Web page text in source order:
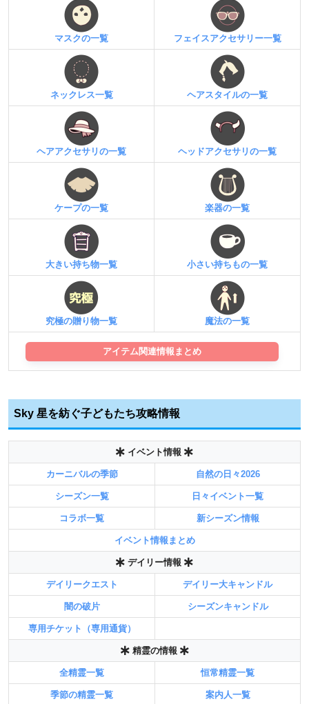
マスクの一覧 フェイスアクセサリー一覧
ネックレス一覧 ヘアスタイルの一覧
ヘアアクセサリの一覧 ヘッドアクセサリの一覧
ケープの一覧 楽器の一覧
大きい持ち物一覧 小さい持ちもの一覧
究極の贈り物一覧 魔法の一覧
アイテム関連情報まとめ
Sky 星を紡ぐ子どもたち攻略情報
イベント情報
カーニバルの季節 自然の日々2026
シーズン一覧 日々イベント一覧
コラボ一覧 新シーズン情報
イベント情報まとめ
デイリー情報
デイリークエスト デイリー大キャンドル
闇の破片 シーズンキャンドル
専用チケット（専用通貨）
精霊の情報
全精霊一覧 恒常精霊一覧
季節の精霊一覧 案内人一覧